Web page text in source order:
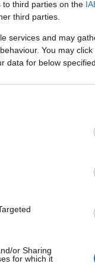
to third parties on the
third parties.
services and may
You may
data for below
or Sharing
for which it
span mix
folytatva
ben
Szólj hozzá!